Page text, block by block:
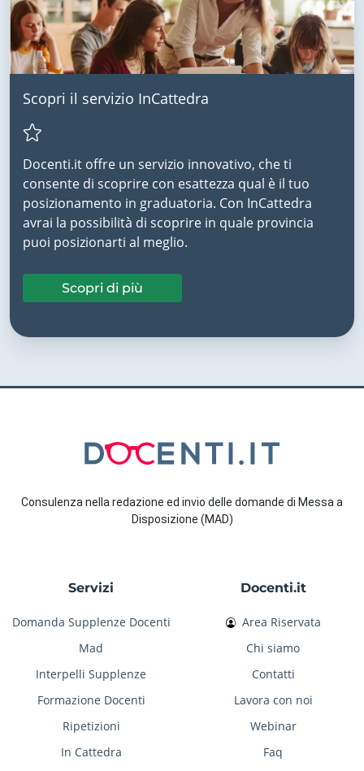
Scopri il servizio InCattedra
Docenti.it offre un servizio innovativo, che ti
consente di scoprire con esattezza qual è il tuo
posizionamento in graduatoria. Con InCattedra
avrai la possibilità di scoprire in quale provincia
puoi posizionarti al meglio.
Scopri di più
Consulenza nella redazione ed invio delle domande di Messa a
Disposizione (MAD)
Servizi
Domanda Supplenze Docenti
Mad
Interpelli Supplenze
Formazione Docenti
Ripetizioni
In Cattedra
Docenti.it
Area Riservata
Chi siamo
Contatti
Lavora con noi
Webinar
Faq